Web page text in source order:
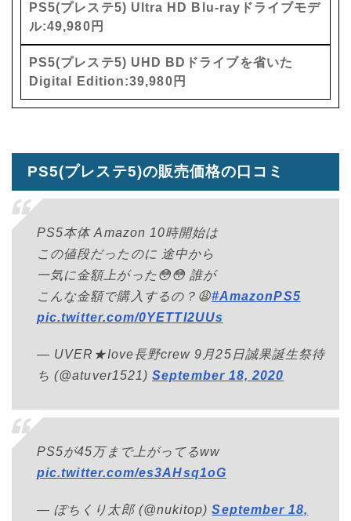
PS5(プレステ5) Ultra HD Blu-rayドライブモデ
ル:49,980円
PS5(プレステ5) UHD BDドライブを省いた
Digital Edition:39,980円
PS5(プレステ5)の販売価格の口コミ
PS5本体 Amazon 10時開始は
この値段だったのに 途中から
一気に金額上がった😳😳 誰が
こんな金額で購入するの？😩#AmazonPS5
pic.twitter.com/0YETTI2UUs
— UVER★Iove長野crew 9月25日誠果誕生祭待
ち (@atuver1521)September 18, 2020
PS5が45万まで上がってるww
pic.twitter.com/es3AHsq1oG
— ぽちくり太郎 (@nukitop)September 18,